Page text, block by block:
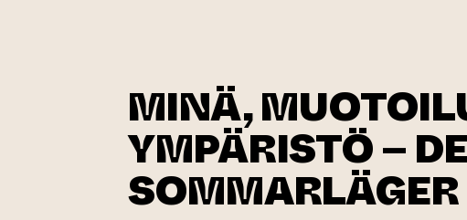
MINÄ,
YMPÄRISTÖ –
SOMMARLÄGER